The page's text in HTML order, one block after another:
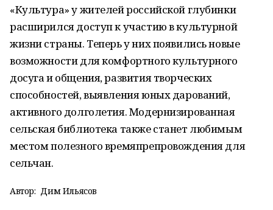
«Культура» у жителей российской глубинки
расширился доступ к участию в культурной
жизни страны. Теперь у них появились новые
возможности для комфортного культурного
досуга и общения, развития творческих
способностей, выявления юных дарований,
активного долголетия. Модернизированная
сельская библиотека также станет любимым
местом полезного времяпрепровождения для
сельчан.
Автор: Дим Ильясов